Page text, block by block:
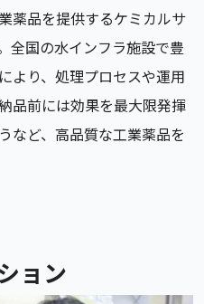
薬品を提供するケミカルサ
全国の水インフラ施設で豊
より、処理プロセスや運用
品前には効果を最大限発揮
など、高品質な工業薬品を
ョン